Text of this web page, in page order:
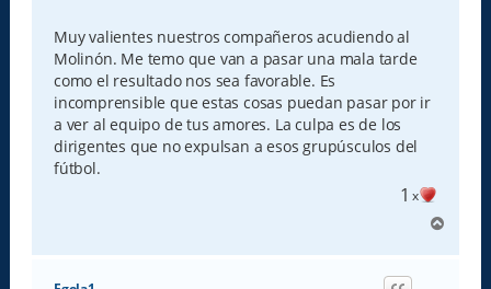
s
a
j
e
Muy valientes nuestros compañeros acudiendo al
Molinón. Me temo que van a pasar una mala tarde
como el resultado nos sea favorable. Es
incomprensible que estas cosas puedan pasar por ir
a ver al equipo de tus amores. La culpa es de los
dirigentes que no expulsan a esos grupúsculos del
fútbol.
1 x
r